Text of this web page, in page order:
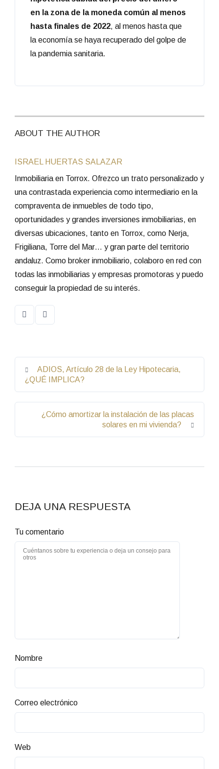
en la zona de la moneda común al menos
hasta finales de 2022, al menos hasta que
la economía se haya recuperado del golpe de
la pandemia sanitaria.
ABOUT THE AUTHOR
ISRAEL HUERTAS SALAZAR
Inmobiliaria en Torrox. Ofrezco un trato personalizado y
una contrastada experiencia como intermediario en la
compraventa de inmuebles de todo tipo,
oportunidades y grandes inversiones inmobiliarias, en
diversas ubicaciones, tanto en Torrox, como Nerja,
Frigiliana, Torre del Mar… y gran parte del territorio
andaluz. Como broker inmobiliario, colaboro en red con
todas las inmobiliarias y empresas promotoras y puedo
conseguir la propiedad de su interés.
ADIOS, Artículo 28 de la Ley Hipotecaria,
¿QUÉ IMPLICA?
¿Cómo amortizar la instalación de las placas
solares en mi vivienda?
DEJA UNA RESPUESTA
Tu comentario
Nombre
Correo electrónico
Web